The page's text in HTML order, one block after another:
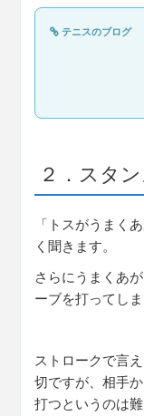
テニスのブログ
２．スタ
「トスがうまく
く聞きます。
さらにうまくあ
ーブを打ってし
ストロークで言
切ですが、相手
打つというのは難